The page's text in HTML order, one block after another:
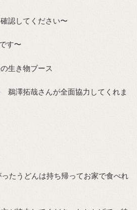
認してください〜
す〜
生き物ブース
鵜澤拓哉さんが全面協力してくれま
たうどんは持ち帰ってお家で食べれ